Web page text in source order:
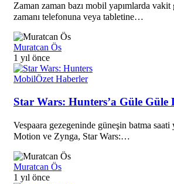
Zaman zaman bazı mobil yapımlarda
zamanı telefonuna veya tabletine…
Muratcan Ös
1 yıl önce
MobilÖzet Haberler
Star Wars: Hunters’a Güle Güle
Vespaara gezegeninde güneşin batma saati
Motion ve Zynga, Star Wars:…
Muratcan Ös
1 yıl önce